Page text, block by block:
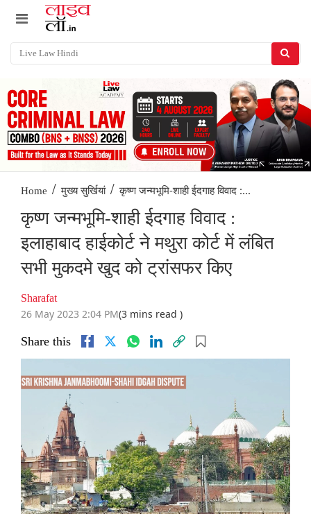
Home / मुख्य सुर्खियां / कृष्ण जन्मभूमि-शाही ईदगाह विवाद :...
कृष्ण जन्मभूमि-शाही ईदगाह विवाद :
इलाहाबाद हाईकोर्ट ने मथुरा कोर्ट में लंबित
सभी मुकदमे खुद को ट्रांसफर किए
Sharafat
26 May 2023 2:04 PM(3 mins read )
Share this